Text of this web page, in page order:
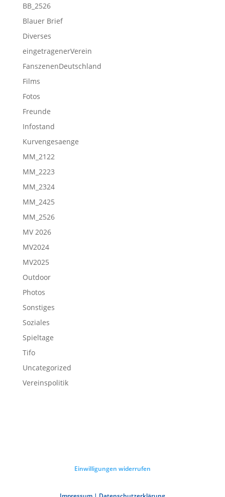
BB_2526
Blauer Brief
Diverses
eingetragenerVerein
FanszenenDeutschland
Films
Fotos
Freunde
Infostand
Kurvengesaenge
MM_2122
MM_2223
MM_2324
MM_2425
MM_2526
MV 2026
MV2024
MV2025
Outdoor
Photos
Sonstiges
Soziales
Spieltage
Tifo
Uncategorized
Vereinspolitik
Einwilligungen widerrufen